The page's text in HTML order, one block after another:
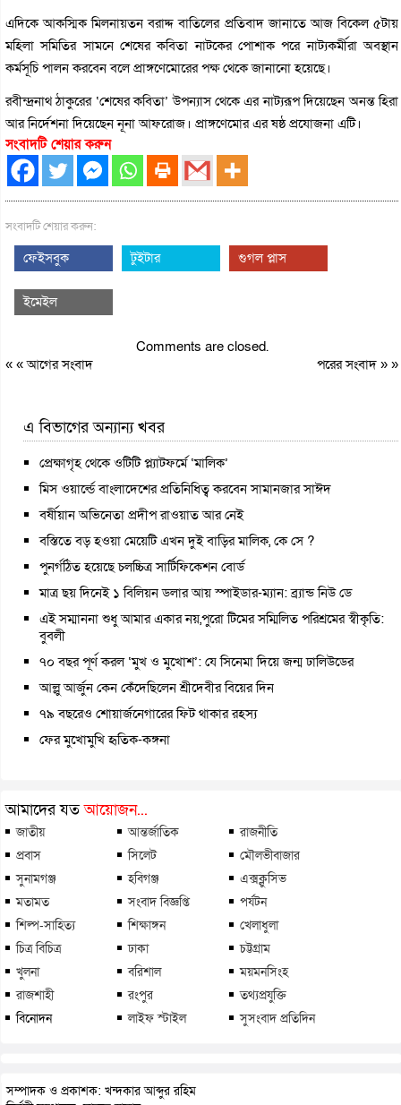
এদিকে আকস্মিক মিলনায়তন বরাদ্দ বাতিলের প্রতিবাদ জানাতে আজ বিকেল ৫টায়
মহিলা সমিতির সামনে শেষের কবিতা নাটকের পোশাক পরে নাট্যকর্মীরা অবস্থান
কর্মসূচি পালন করবেন বলে প্রাঙ্গণেমোরের পক্ষ থেকে জানানো হয়েছে।
রবীন্দ্রনাথ ঠাকুরের ‘শেষের কবিতা’ উপন্যাস থেকে এর নাট্যরূপ দিয়েছেন অনন্ত হিরা
আর নির্দেশনা দিয়েছেন নূনা আফরোজ। প্রাঙ্গণেমোর এর ষষ্ঠ প্রযোজনা এটি।
সংবাদটি শেয়ার করুন
সংবাদটি শেয়ার করুন:
ফেইসবুক টুইটার গুগল প্লাস
ইমেইল
Comments are closed.
« «আগের সংবাদ পরের সংবাদ» »
এ বিভাগের অন্যান্য খবর
প্রেক্ষাগৃহ থেকে ওটিটি প্ল্যাটফর্মে ‘মালিক’
মিস ওয়ার্ল্ডে বাংলাদেশের প্রতিনিধিত্ব করবেন সামানজার সাঈদ
বর্ষীয়ান অভিনেতা প্রদীপ রাওয়াত আর নেই
বস্তিতে বড় হওয়া মেয়েটি এখন দুই বাড়ির মালিক, কে সে ?
পুনর্গঠিত হয়েছে চলচ্চিত্র সার্টিফিকেশন বোর্ড
মাত্র ছয় দিনেই ১ বিলিয়ন ডলার আয় স্পাইডার-ম্যান: ব্র্যান্ড নিউ ডে
এই সম্মাননা শুধু আমার একার নয়,পুরো টিমের সম্মিলিত পরিশ্রমের স্বীকৃতি:
বুবলী
৭০ বছর পূর্ণ করল ‘মুখ ও মুখোশ’: যে সিনেমা দিয়ে জন্ম ঢালিউডের
আল্লু আর্জুন কেন কেঁদেছিলেন শ্রীদেবীর বিয়ের দিন
৭৯ বছরেও শোয়ার্জনেগারের ফিট থাকার রহস্য
ফের মুখোমুখি হৃতিক-কঙ্গনা
আমাদের যতআয়োজন...
জাতীয় আন্তর্জাতিক
রাজনীতি
প্রবাস
সিলেট
মৌলভীবাজার
সুনামগঞ্জ
হবিগঞ্জ
এক্সক্লুসিভ
মতামত
সংবাদ বিজ্ঞপ্তি
পর্যটন
শিল্প-সাহিত্য
শিক্ষাঙ্গন
খেলাধুলা
চিত্র বিচিত্র
ঢাকা
চট্টগ্রাম
খুলনা
বরিশাল
ময়মনসিংহ
রাজশাহী
রংপুর
তথ্যপ্রযুক্তি
বিনোদন
লাইফ স্টাইল সুসংবাদ প্রতিদিন
সম্পাদক ও প্রকাশক: খন্দকার আব্দুর রহিম